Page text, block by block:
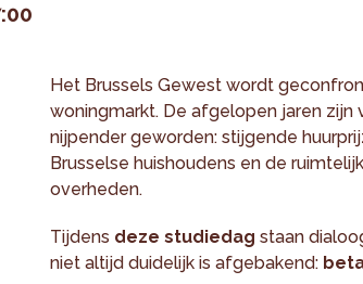
Het Brussels Gewest wordt
woningmarkt. De afgelopen jaren
nijpender geworden: stijgende
Brusselse huishoudens en de
overheden.
Tijdens deze studiedag staan
niet altijd duidelijk is afgebakend: